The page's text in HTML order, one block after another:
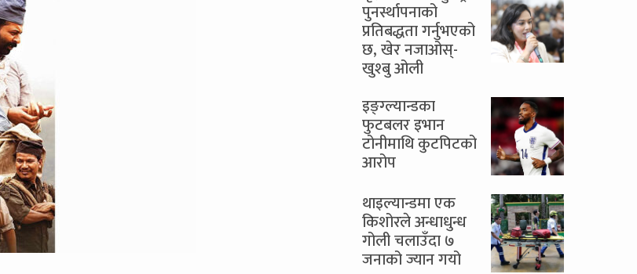
पुनर्स्थापनाको
प्रतिबद्धता गर्नुभएको
छ, खेर नजाओस्-
खुश्बु ओली
इङ्ग्ल्यान्डका
फुटबलर इभान
टोनीमाथि कुटपिटको
आरोप
थाइल्यान्डमा एक
किशोरले अन्धाधुन्ध
गोली चलाउँदा ७
जनाको ज्यान गयो